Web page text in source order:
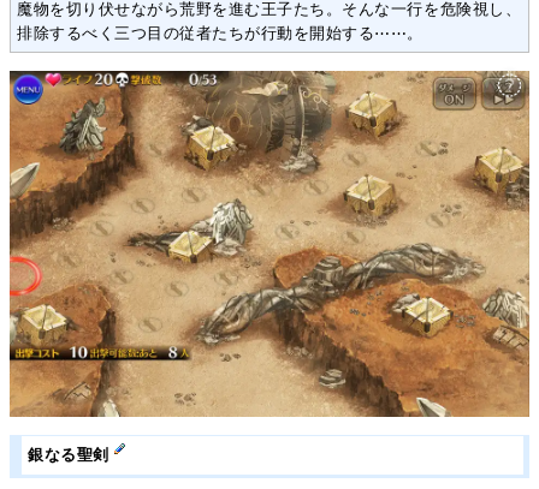
魔物を切り伏せながら荒野を進む王子たち。そんな一行を危険視し、
排除するべく三つ目の従者たちが行動を開始する⋯⋯。
銀なる聖剣